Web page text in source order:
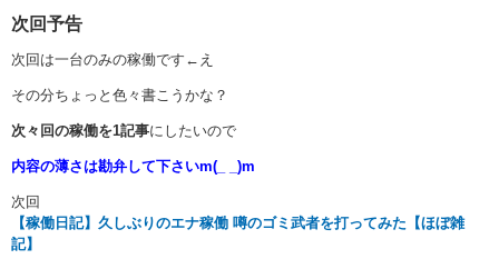
次回予告
次回は一台のみの稼働です←え
その分ちょっと色々書こうかな？
次々回の稼働を1記事にしたいので
内容の薄さは勘弁して下さいm(_ _)m
次回
【稼働日記】久しぶりのエナ稼働 噂のゴミ武者を打ってみた【ほぼ雑
記】